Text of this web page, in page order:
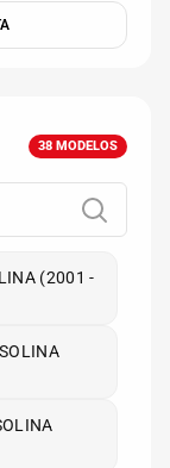
38 MODELOS
(2001 -